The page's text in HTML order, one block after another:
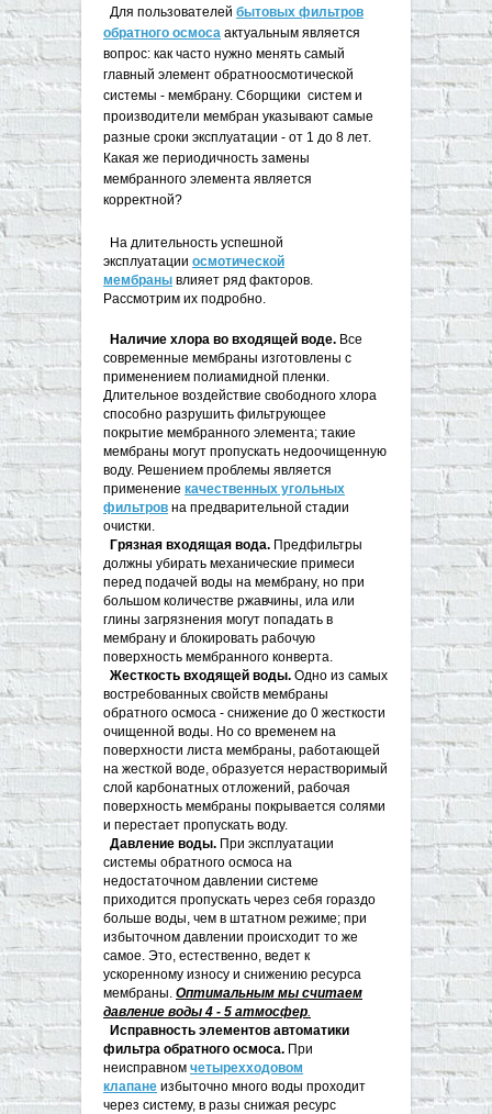
Для пользователей бытовых фильтров
обратного осмоса актуальным является
вопрос: как часто нужно менять самый
главный элемент обратноосмотической
системы - мембрану. Сборщики систем и
производители мембран указывают самые
разные сроки эксплуатации - от 1 до 8 лет.
Какая же периодичность замены
мембранного элемента является
корректной?
На длительность успешной
эксплуатации осмотической
мембраны влияет ряд факторов.
Рассмотрим их подробно.
Наличие хлора во входящей воде. Все
современные мембраны изготовлены с
применением полиамидной пленки.
Длительное воздействие свободного хлора
способно разрушить фильтрующее
покрытие мембранного элемента; такие
мембраны могут пропускать недоочищенную
воду. Решением проблемы является
применение качественных угольных
фильтров на предварительной стадии
очистки.
Грязная входящая вода. Предфильтры
должны убирать механические примеси
перед подачей воды на мембрану, но при
большом количестве ржавчины, ила или
глины загрязнения могут попадать в
мембрану и блокировать рабочую
поверхность мембранного конверта.
Жесткость входящей воды. Одно из самых
востребованных свойств мембраны
обратного осмоса - снижение до 0 жесткости
очищенной воды. Но со временем на
поверхности листа мембраны, работающей
на жесткой воде, образуется нерастворимый
слой карбонатных отложений, рабочая
поверхность мембраны покрывается солями
и перестает пропускать воду.
Давление воды. При эксплуатации
системы обратного осмоса на
недостаточном давлении системе
приходится пропускать через себя гораздо
больше воды, чем в штатном режиме; при
избыточном давлении происходит то же
самое. Это, естественно, ведет к
ускоренному износу и снижению ресурса
мембраны. Оптимальным мы считаем
давление воды 4 - 5 атмосфер
Исправность элементов автоматики
фильтра обратного осмоса. При
неисправном четырехходовом
клапане избыточно много воды проходит
через систему, в разы снижая ресурс